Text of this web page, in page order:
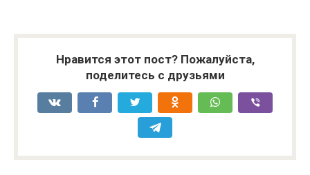
Нравится этот пост? Пожалуйста,
поделитесь с друзьями